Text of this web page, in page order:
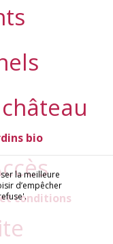
bio
conditions
la meilleure
d’empêcher